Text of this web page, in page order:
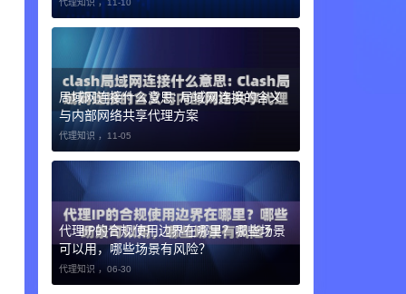
局域网连接什么意思: 局域网连接的含义
与内部网络共享代理方案
代理IP的合规使用边界在哪里？哪些场景
可以用，哪些场景有风险？
代理知识 ，